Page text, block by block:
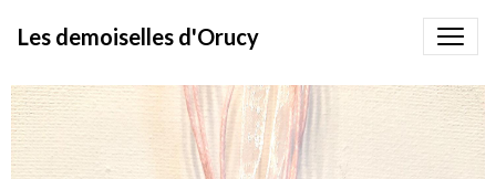
Les demoiselles d'Orucy